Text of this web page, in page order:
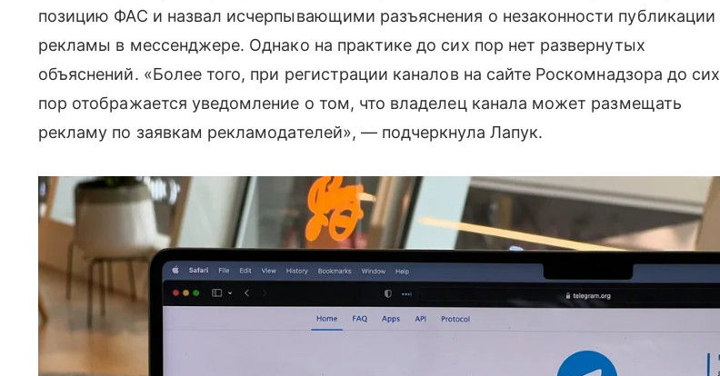
позицию ФАС и назвал исчерпывающими разъяснения о незаконности публикации
рекламы в мессенджере. Однако на практике до сих пор нет развернутых
объяснений. «Более того, при регистрации каналов на сайте Роскомнадзора до сих
пор отображается уведомление о том, что владелец канала может размещать
рекламу по заявкам рекламодателей», — подчеркнула Лапук.